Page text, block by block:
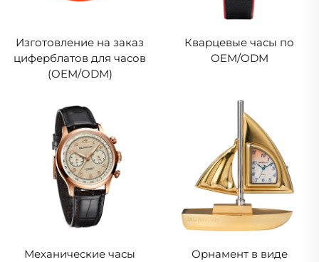
Изготовление на заказ
циферблатов для часов
(OEM/ODM)
Кварцевые часы по
OEM/ODM
Механические часы
Орнамент в виде